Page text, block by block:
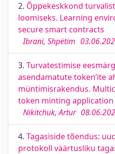
2. Õppekeskkond
loomiseks. Learning
secure smart contracts
Ibrani, Shpëtim
3. Turvatestimise
asendamatute token’ite
müntimisrakendus.
token minting
Nikitchuk, Artur
4. Tagasiside tõendus:
protokoll väärtusliku